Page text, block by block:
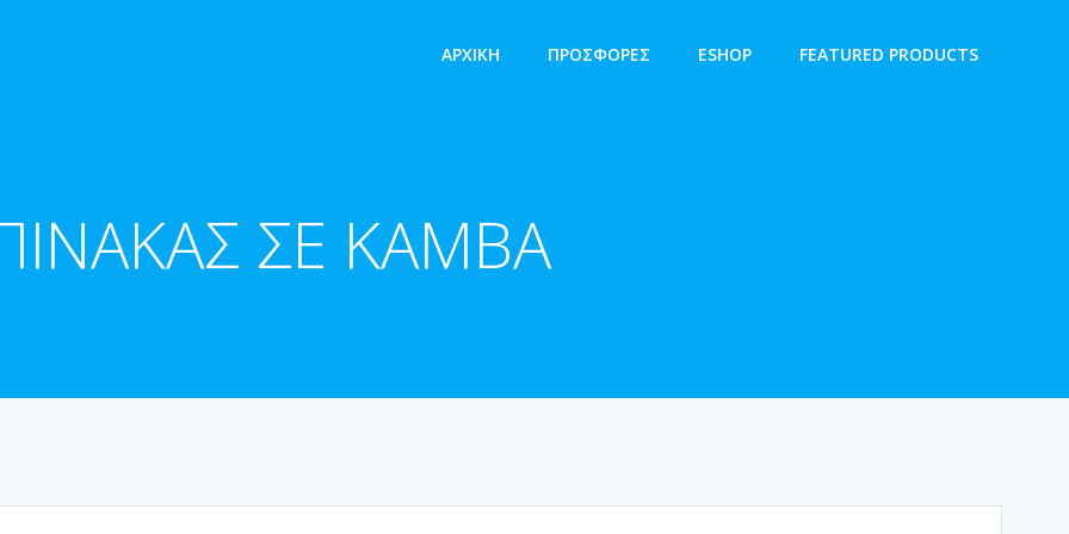
ΑΡΧΙΚΉ ΠΡΟΣΦΟΡΕΣ ESHOP FEATURED PRODUCTS
ΣΕ ΚΑΜΒΑ